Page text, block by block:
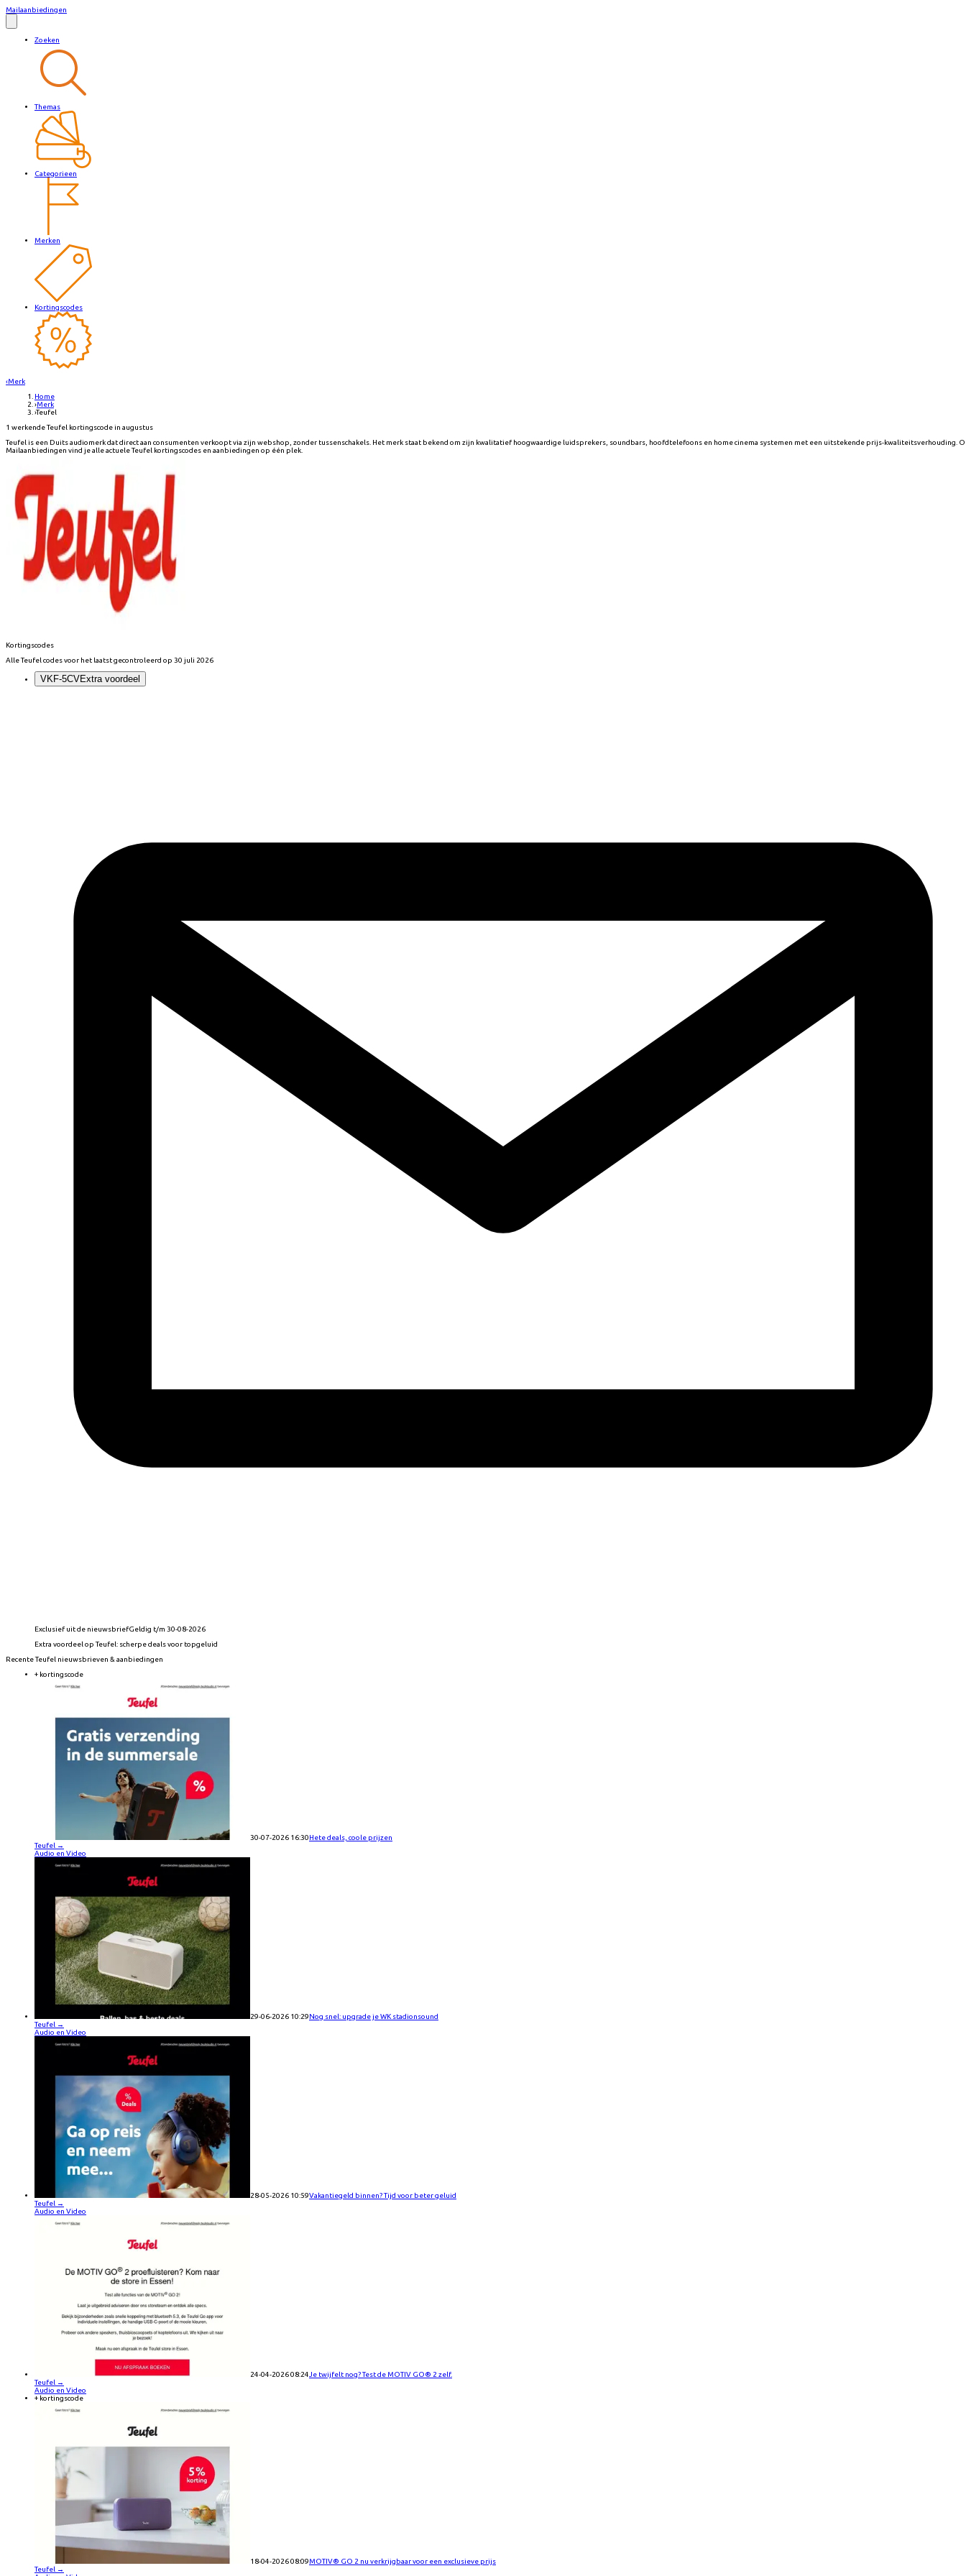
Mailaanbiedingen
Zoeken
Themas
Categorieen
Merken
Kortingscodes
‹Merk
Home
›Merk
›Teufel
1 werkende Teufel kortingscode in augustus
Teufel is een Duits audiomerk dat direct aan consumenten verkoopt via zijn webshop, zonder tussenschakels. Het merk staat bekend om zijn kwalitatief hoogwaardige luidsprekers, soundbars, hoofdtelefoons en home cinema systemen met een uitstekende prijs-kwaliteitsverhouding.
Mailaanbiedingen vind je alle actuele Teufel kortingscodes en aanbiedingen op één plek.
Kortingscodes
AlleTeufelcodes voor het laatst gecontroleerd op 30 juli 2026
VKF-5CVExtra voordeel
Exclusief uit de nieuwsbriefGeldig t/m 30-08-2026
Extra voordeel op Teufel: scherpe deals voor topgeluid
RecenteTeufel nieuwsbrieven & aanbiedingen
+ kortingscode
30-07-2026 16:30Hete deals, coole prijzen
Teufel →
Audio en Video
29-06-2026 10:29Nog snel: upgrade je WK stadionsound
Teufel →
Audio en Video
28-05-2026 10:59Vakantiegeld binnen? Tijd voor beter geluid
Teufel →
Audio en Video
24-04-2026 08:24Je twijfelt nog? Test de MOTIV GO® 2 zelf.
Teufel →
Audio en Video
+ kortingscode
18-04-2026 08:09MOTIV® GO 2 nu verkrijgbaar voor een exclusieve prijs
Teufel →